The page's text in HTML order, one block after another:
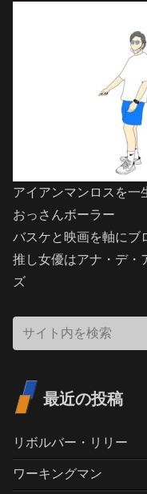
アイアンマンロスを一
おっさんボーラー
バスケと映画を軸にブ
推し女優はアナ・デ・
ズ
最近の投稿
リボルバー・リリー
ワーキングマン